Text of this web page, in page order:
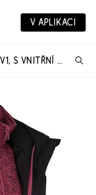
V APLIKACI
FUNKČNÍ OUTDOOROVÁ BUNDA 3V1, S VNITŘNÍ BUNDOU Z PLETENÉHO FLÍCU